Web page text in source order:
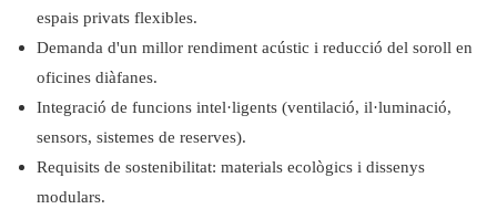
espais privats flexibles.
Demanda d'un millor rendiment acústic i reducció del soroll en
oficines diàfanes.
Integració de funcions intel·ligents (ventilació, il·luminació,
sensors, sistemes de reserves).
Requisits de sostenibilitat: materials ecològics i dissenys
modulars.